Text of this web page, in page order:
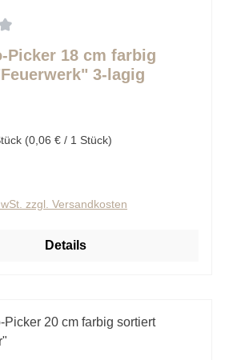
Picker 18 cm farbig
3-lagig
(0,06 € / 1 Stück)
zzgl. Versandkosten
Details